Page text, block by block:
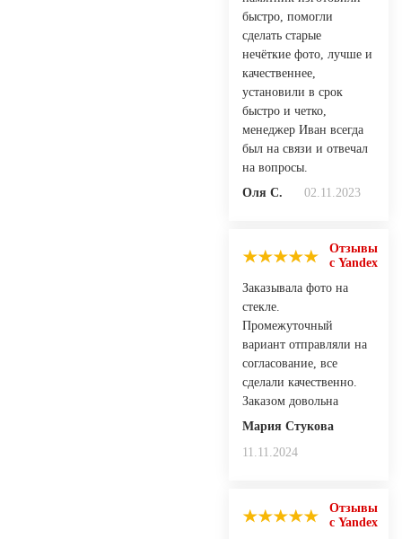
быстро, помогли
сделать старые
нечёткие фото, лучше и
качественнее,
установили в срок
быстро и четко,
менеджер Иван всегда
был на связи и отвечал
на вопросы.
Оля С.
02.11.2023
Отзывы
с Yandex
Заказывала фото на
стекле.
Промежуточный
вариант отправляли на
согласование, все
сделали качественно.
Заказом довольна
Мария Стукова
11.11.2024
Отзывы
с Yandex